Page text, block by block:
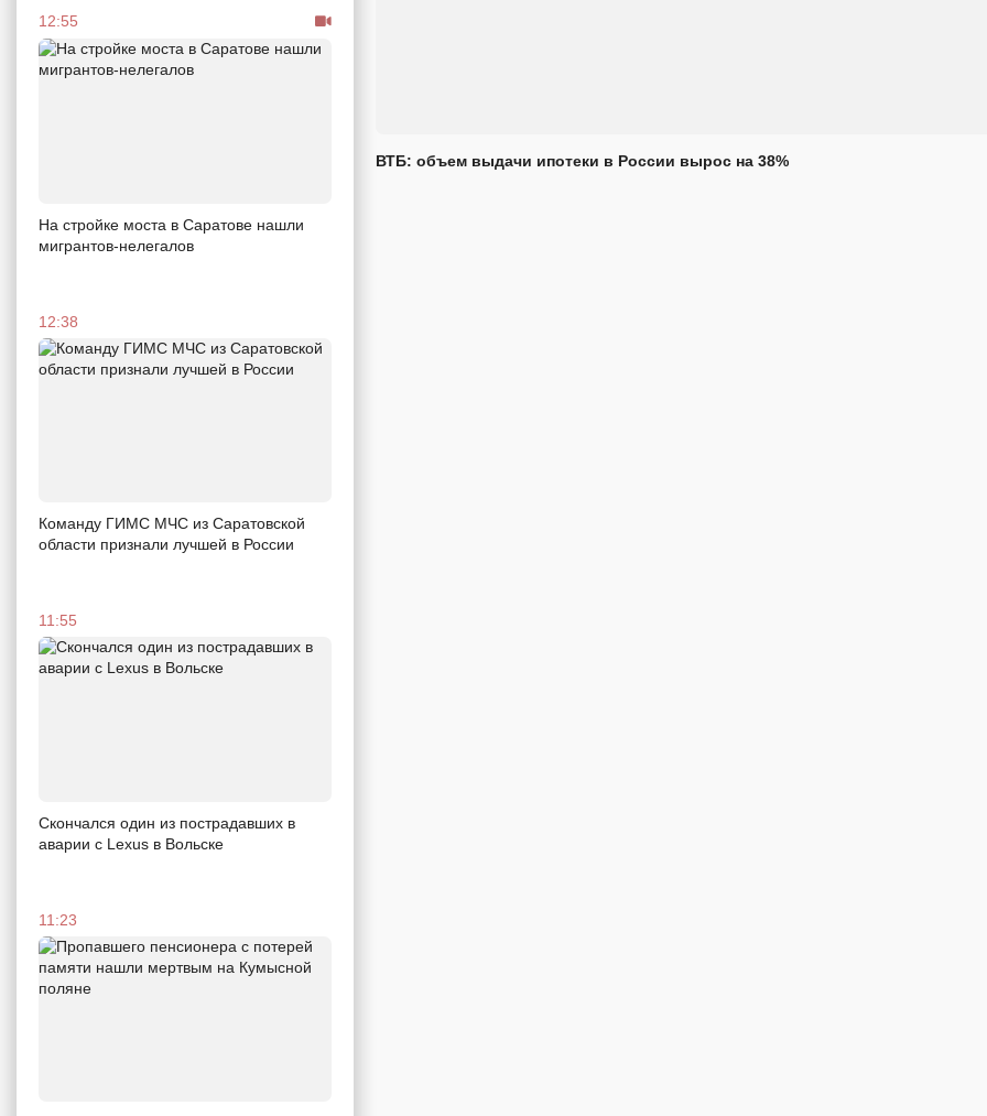
12:55
На стройке моста в Саратове нашли
мигрантов-нелегалов
12:38
Команду ГИМС МЧС из Саратовской
области признали лучшей в России
11:55
Скончался один из пострадавших в
аварии c Lexus в Вольске
11:23
ВТБ: объем выдачи ипотеки в России вырос на 38%